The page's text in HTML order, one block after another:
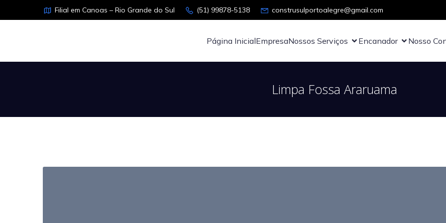
Filial em Canoas – Rio Grande do Sul (51) 99878-5138 construsulportoalegre@gmail.com
Página InicialEmpresaNossos Serviços Encanador Nosso
Limpa Fossa Araruama